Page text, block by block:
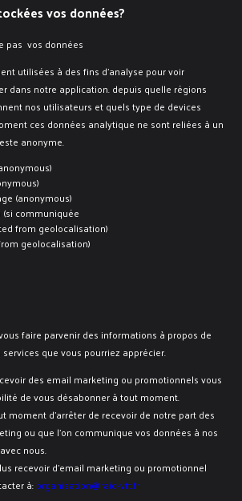
vos données?
pas vos données
utilisées à des fins d'analyse pour voir
dans notre application. depuis quelle régions
nos utilisateurs et quels type de devices
ces données analytique ne sont reliées à un
anonyme.
(anonymous)
communiquée
from geolocalisation)
geolocalisation)
faire parvenir des informations à propos de
que vous pourriez apprécier.
des email marketing ou promotionnels vous
de vous désabonner à tout moment.
moment d’arrêter de recevoir de notre part des
ou que l’on communique vos données à nos
nous.
recevoir d’email marketing ou promotionnel
à:organisation@raid-vtt.fr